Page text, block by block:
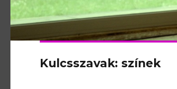
Kulcsszavak: színek